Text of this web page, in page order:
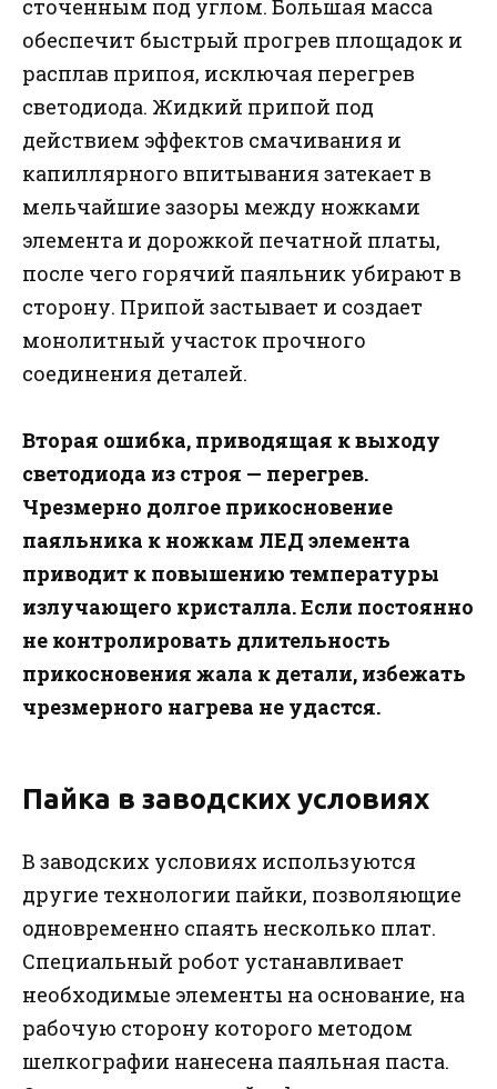
сточенным под углом. Большая масса
обеспечит быстрый прогрев площадок и
расплав припоя, исключая перегрев
светодиода. Жидкий припой под
действием эффектов смачивания и
капиллярного впитывания затекает в
мельчайшие зазоры между ножками
элемента и дорожкой печатной платы,
после чего горячий паяльник убирают в
сторону. Припой застывает и создает
монолитный участок прочного
соединения деталей.
Вторая ошибка, приводящая к выходу
светодиода из строя — перегрев.
Чрезмерно долгое прикосновение
паяльника к ножкам ЛЕД элемента
приводит к повышению температуры
излучающего кристалла. Если постоянно
не контролировать длительность
прикосновения жала к детали, избежать
чрезмерного нагрева не удастся.
Пайка в заводских условиях
В заводских условиях используются
другие технологии пайки, позволяющие
одновременно спаять несколько плат.
Специальный робот устанавливает
необходимые элементы на основание, на
рабочую сторону которого методом
шелкографии нанесена паяльная паста.